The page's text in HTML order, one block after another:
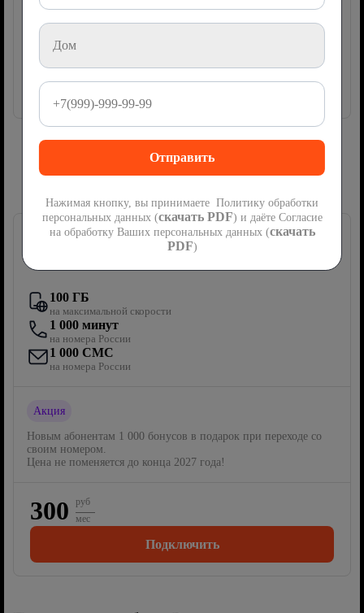
1200мес
Подключить
Сим-карта Ростелеком с мобильной
Первый мобильный
100 ГБ
на максимальной скорости
1 000 минут
на номера России
1 000 СМС
на номера России
Акция
Новым абонентам 1 000 бонусов в подарок при переходе со
своим номером.
Цена не поменяется до конца 2027 года!
300
руб
мес
Подключить
Нажимая кнопку, вы принимаете Политику обработки
персональных данных (скачать PDF) и даёте Согласие
на обработку Ваших персональных данных (скачать
PDF)